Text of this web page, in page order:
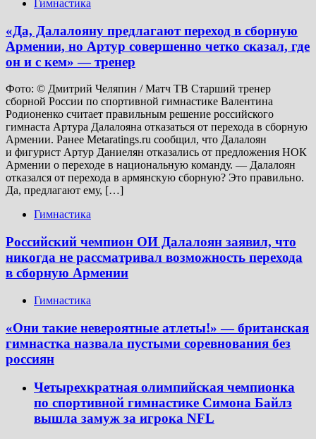
Гимнастика
«Да, Далалояну предлагают переход в сборную
Армении, но Артур совершенно четко сказал, где
он и с кем» — тренер
Фото: © Дмитрий Челяпин / Матч ТВ Старший тренер
сборной России по спортивной гимнастике Валентина
Родионенко считает правильным решение российского
гимнаста Артура Далалояна отказаться от перехода в сборную
Армении. Ранее Metaratings.ru сообщил, что Далалоян
и фигурист Артур Даниелян отказались от предложения НОК
Армении о переходе в национальную команду. — Далалоян
отказался от перехода в армянскую сборную? Это правильно.
Да, предлагают ему, […]
Гимнастика
Российский чемпион ОИ Далалоян заявил, что
никогда не рассматривал возможность перехода
в сборную Армении
Гимнастика
«Они такие невероятные атлеты!» — британская
гимнастка назвала пустыми соревнования без
россиян
Четырехкратная олимпийская чемпионка
по спортивной гимнастике Симона Байлз
вышла замуж за игрока NFL